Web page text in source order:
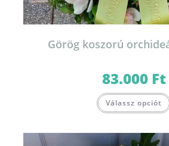
Görög koszorú
83.000 Ft
Válassz opciót